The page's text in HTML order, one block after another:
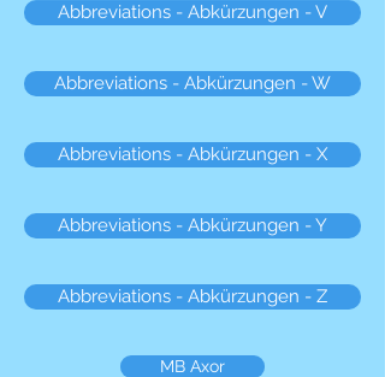
Abbreviations - Abkürzungen - V
Abbreviations - Abkürzungen - W
Abbreviations - Abkürzungen - X
Abbreviations - Abkürzungen - Y
Abbreviations - Abkürzungen - Z
MB Axor